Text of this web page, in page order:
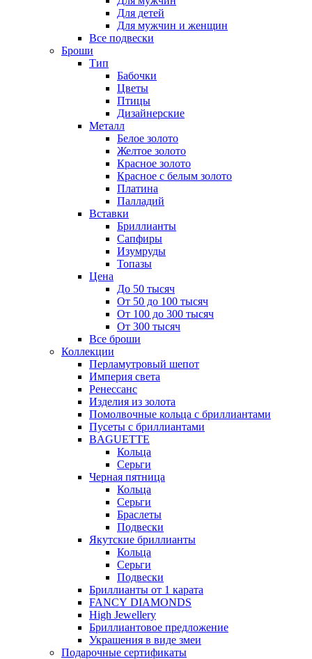
Для детей
Для мужчин и женщин
Все подвески
Броши
Тип
Бабочки
Цветы
Птицы
Дизайнерские
Металл
Белое золото
Желтое золото
Красное золото
Красное с белым золото
Платина
Палладий
Вставки
Бриллианты
Сапфиры
Изумруды
Топазы
Цена
До 50 тысяч
От 50 до 100 тысяч
От 100 до 300 тысяч
От 300 тысяч
Все броши
Коллекции
Перламутровый шепот
Империя света
Ренессанс
Изделия из золота
Помолвочные кольца с бриллиантами
Пусеты с бриллиантами
BAGUETTE
Кольца
Серьги
Черная пятница
Кольца
Серьги
Браслеты
Подвески
Якутские бриллианты
Кольца
Серьги
Подвески
Бриллианты от 1 карата
FANCY DIAMONDS
High Jewellery
Бриллиантовое предложение
Украшения в виде змеи
Подарочные сертификаты